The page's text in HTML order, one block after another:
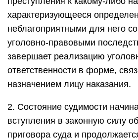
характеризующееся
неблагоприятными для него
уголовно-правовыми
завершает реализацию
ответственности в форме,
назначением лицу наказания.
2. Состояние судимости
вступления в законную силу
приговора суда и